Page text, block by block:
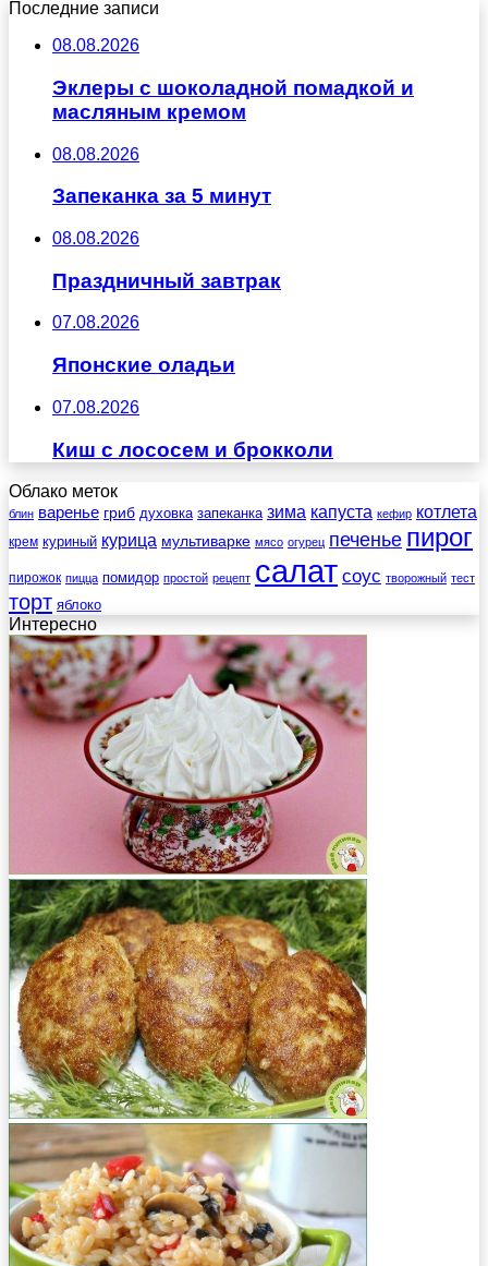
Последние записи
08.08.2026
Эклеры с шоколадной помадкой и
масляным кремом
08.08.2026
Запеканка за 5 минут
08.08.2026
Праздничный завтрак
07.08.2026
Японские оладьи
07.08.2026
Киш с лососем и брокколи
Облако меток
блин варенье гриб духовка запеканка зима капуста кефир котлета
крем куриный курица мультиварке мясо огурец печенье пирог
пирожок пицца помидор простой рецепт салат соус творожный тест
торт яблоко
Интересно